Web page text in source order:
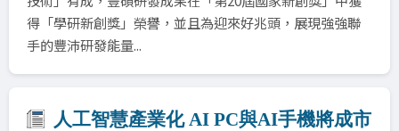
得「學研新創獎」榮譽，並且為迎來好兆頭，展現強強聯
手的豐沛研發能量...
人工智慧產業化 AI PC與AI手機將成市